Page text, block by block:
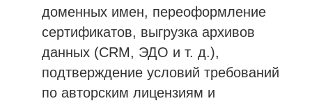
доменных имен, переоформление
сертификатов, выгрузка архивов
данных (CRM, ЭДО и т. д.),
подтверждение условий требований
по авторским лицензиям и
Получить аккредитацию ФКР
Пройти отбор на тендеры в ФКР
Актуальные отборы ФКР в вашем регионе
Доп услуги